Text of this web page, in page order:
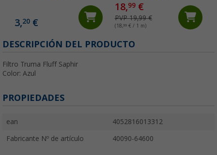
3,20 €
18,99€
PVP 19,99 €
(18,99€ / 1 m)
DESCRIPCIÓN DEL PRODUCTO
Filtro Truma Fluff Saphir
Color: Azul
PROPIEDADES
ean 4052816013312
Fabricante Nº de artículo 40090-64600